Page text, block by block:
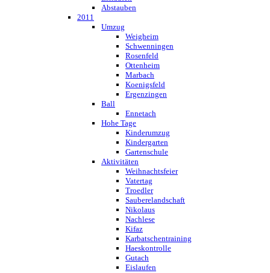
Abstauben
2011
Umzug
Weigheim
Schwenningen
Rosenfeld
Ottenheim
Marbach
Koenigsfeld
Ergenzingen
Ball
Ennetach
Hohe Tage
Kinderumzug
Kindergarten
Gartenschule
Aktivitäten
Weihnachtsfeier
Vatertag
Troedler
Sauberelandschaft
Nikolaus
Nachlese
Kifaz
Karbatschentraining
Haeskontrolle
Gutach
Eislaufen